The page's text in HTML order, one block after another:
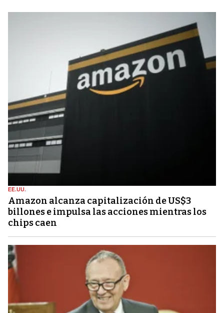
EE.UU.
Amazon alcanza capitalización de US$3
billones e impulsa las acciones mientras los
chips caen